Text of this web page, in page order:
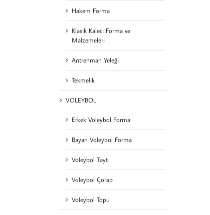
Hakem Forma
Klasik Kaleci Forma ve
Malzemeleri
Antrenman Yeleği
Tekmelik
VOLEYBOL
Erkek Voleybol Forma
Bayan Voleybol Forma
Voleybol Tayt
Voleybol Çorap
Voleybol Topu